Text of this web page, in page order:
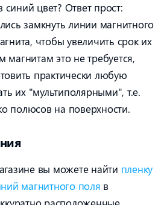
цвет? Ответ прост:
замкнуть линии магнитного
чтобы увеличить срок их
это не требуется,
практически любую
их "мультиполярными", т.е.
полюсов на поверхности.
вы можете найти пленку
магнитного поля в